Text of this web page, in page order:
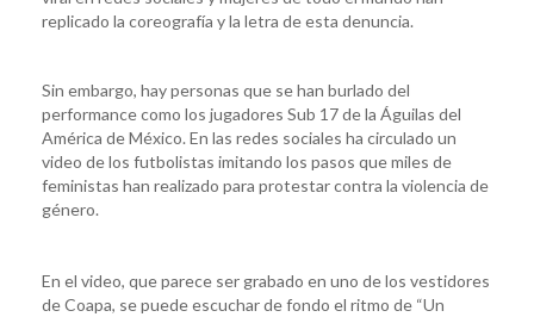
replicado la coreografía y la letra de esta denuncia.
Sin embargo, hay personas que se han burlado del
performance como los jugadores Sub 17 de la Águilas del
América de México. En las redes sociales ha circulado un
video de los futbolistas imitando los pasos que miles de
feministas han realizado para protestar contra la violencia de
género.
En el video, que parece ser grabado en uno de los vestidores
de Coapa, se puede escuchar de fondo el ritmo de “Un